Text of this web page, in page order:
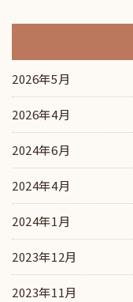
2026年5月
2026年4月
2024年6月
2024年4月
2024年1月
2023年12月
2023年11月